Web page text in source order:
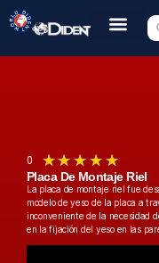
0 ★★ ★ ★ ★
Placa De Montaje Riel
La placa de montaje riel fue
modelo de yeso de la placa a
inconveniente de la necesidad
en la fijación del yeso en las